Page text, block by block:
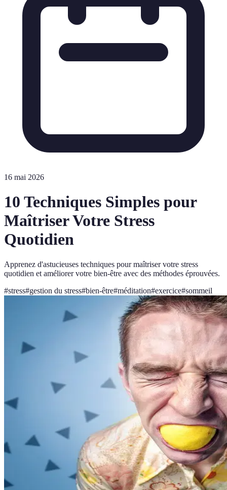
16 mai 2026
10 Techniques Simples pour
Maîtriser Votre Stress
Quotidien
Apprenez d'astucieuses techniques pour maîtriser votre stress
quotidien et améliorer votre bien-être avec des méthodes éprouvées.
#stress#gestion du stress#bien-être#méditation#exercice#sommeil